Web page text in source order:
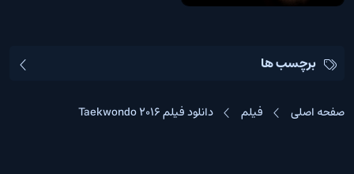
برچسب ها
صفحه اصلی فیلم دانلود فیلم Taekwondo 2016